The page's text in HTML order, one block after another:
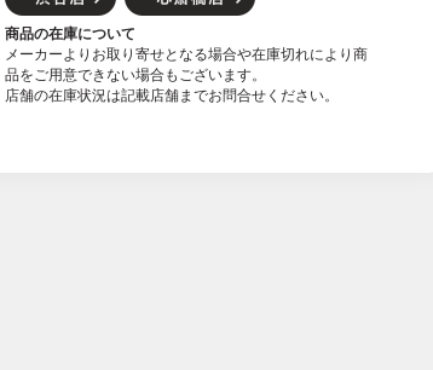
商品の在庫について
メーカーよりお取り寄せとなる場合や在庫切れにより商
品をご用意できない場合もございます。
店舗の在庫状況は記載店舗までお問合せください。